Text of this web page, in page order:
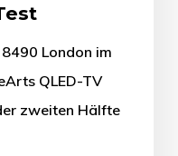
London im
QLED-TV
zweiten Hälfte